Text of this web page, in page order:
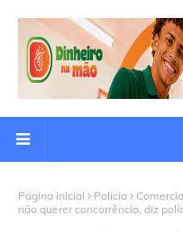
Página inicial Policia
não querer concorrência, diz